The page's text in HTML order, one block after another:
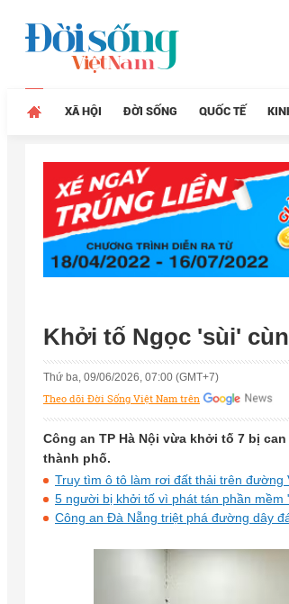
XÃ HỘI ĐỜI SỐNG QUỐC TẾ
Khởi tố Ngọc 'sùi'
Thứ ba, 09/06/2026, 07:00 (GMT+7)
Theo dõi Đời Sống Việt Nam trên
Công an TP Hà Nội vừa khởi tố 7 bị
thành phố.
Truy tìm ô tô làm rơi đất thải trên
5 người bị khởi tố vì phát tán phần
Công an Đà Nẵng triệt phá đường dây